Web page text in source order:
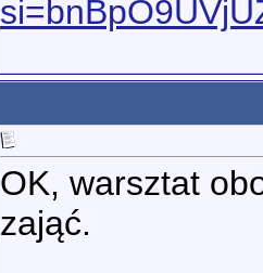
OK, warsztat
zająć.